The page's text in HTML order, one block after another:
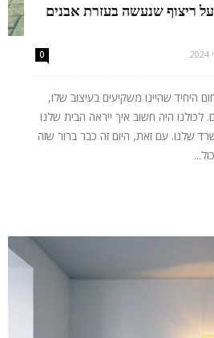
ריצוף שנעשה בעזרת אבנים
0
היחיד שהיינו משקיעים בעיצוב שלו,
לכולנו היה חשוב איך ייראה הבית שלנו
שלנו. עם זאת, היום זה כבר ברור שזה